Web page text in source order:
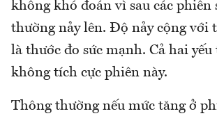
không khó đoán vì sau các phiên
thường nảy lên. Độ nảy cộng với
là thước đo sức mạnh. Cả hai yếu
không tích cực phiên này.
Thông thường nếu mức tăng ở